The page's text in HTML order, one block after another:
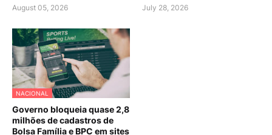
August 05, 2026 July 28, 2026
NACIONAL
Governo bloqueia quase 2,8
milhões de cadastros de
Bolsa Família e BPC em sites